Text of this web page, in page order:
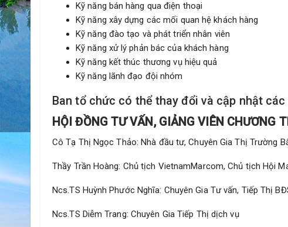
Kỹ năng bán hàng qua điện thoại
Kỹ năng xây dựng các mối quan hệ khách hàng
Kỹ năng đào tạo và phát triển nhân viên
Kỹ năng xử lý phản bác của khách hàng
Kỹ năng kết thúc thương vụ hiệu quả
Kỹ năng lãnh đạo đội nhóm
Ban tổ chức có thể thay đổi và cập nhật
HỘI ĐỒNG TƯ VẤN, GIẢNG VIÊN CHƯƠNG
Cô Tạ Thị Ngọc Thảo: Nhà đầu tư, Chuyên Gia Thị Trường
Thầy Trần Hoàng: Chủ tịch VietnamMarcom, Chủ tịch Hội
Ncs.TS Huỳnh Phước Nghĩa: Chuyên Gia Tư vấn, Tiếp Thị
Ncs.TS Diễm Trang: Chuyên Gia Tiếp Thị dịch vụ